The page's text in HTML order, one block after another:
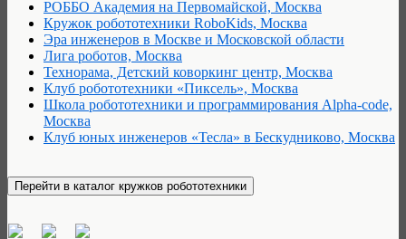
РОББО Академия на Первомайской, Москва
Кружок робототехники RoboKids, Москва
Эра инженеров в Москве и Московской области
Лига роботов, Москва
Технорама, Детский коворкинг центр, Москва
Клуб робототехники «Пиксель», Москва
Школа робототехники и программирования Alpha-code,
Москва
Клуб юных инженеров «Тесла» в Бескудниково, Москва